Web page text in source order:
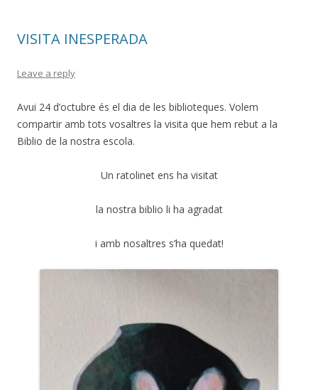
VISITA INESPERADA
Leave a reply
Avui 24 d’octubre és el dia de les biblioteques. Volem
compartir amb tots vosaltres la visita que hem rebut a la
Biblio de la nostra escola.
Un ratolinet ens ha visitat
la nostra biblio li ha agradat
i amb nosaltres s’ha quedat!